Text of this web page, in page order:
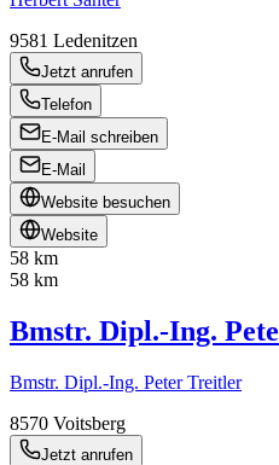
9581 Ledenitzen
Jetzt anrufen
Telefon
E-Mail schreiben
E-Mail
Website besuchen
Website
58 km
58 km
Bmstr. Dipl.-Ing.
Bmstr. Dipl.-Ing. Peter Treitler
8570 Voitsberg
Jetzt anrufen